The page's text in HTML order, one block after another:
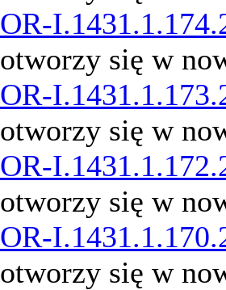
OR-
otworzy się w
OR-
otworzy się w
OR-
otworzy się w
OR-
otworzy się w